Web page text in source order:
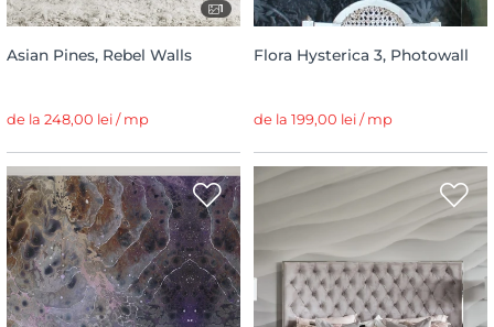
1
Asian Pines, Rebel Walls
de la 248,00 lei / mp
Flora Hysterica 3, Photowall
de la 199,00 lei / mp